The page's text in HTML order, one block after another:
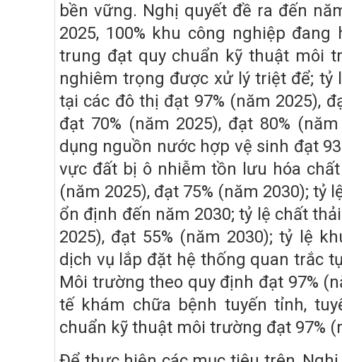
bền vững. Nghị quyết đề ra đến
2025, 100% khu công nghiệp
trung đạt quy chuẩn kỹ thuật môi
nghiêm trọng được xử lý triệt để;
tại các đô thị đạt 97% (năm 2025),
đạt 70% (năm 2025), đạt 80%
dụng nguồn nước hợp vệ sinh đạt
vực đất bị ô nhiễm tồn lưu hóa
(năm 2025), đạt 75% (năm 2030); tỷ
ổn định đến năm 2030; tỷ lệ chất
2025), đạt 55% (năm 2030); tỷ lệ
dịch vụ lắp đặt hệ thống quan trắc
Môi trường theo quy định đạt 97%
tế khám chữa bệnh tuyến tỉnh,
chuẩn kỹ thuật môi trường đạt 97%